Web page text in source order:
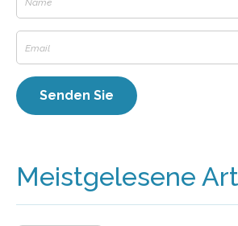
Meistgelesene